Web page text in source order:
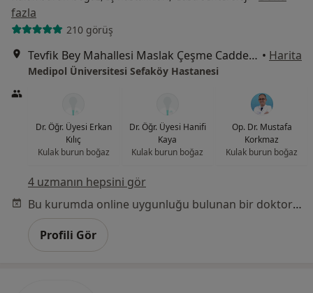
fazla
210 görüş
Tevfik Bey Mahallesi Maslak Çeşme Caddesi No:30, Küçükçekmece • Harita
Medipol Üniversitesi Sefaköy Hastanesi
Dr. Öğr. Üyesi Erkan
Kılıç
Kulak burun boğaz
Dr. Öğr. Üyesi Hanifi
Kaya
Kulak burun boğaz
Op. Dr. Mustafa
Korkmaz
Kulak burun boğaz
4 uzmanın hepsini gör
Bu kurumda online uygunluğu bulunan bir doktor veya uzman bulunamadı
Profili Gör